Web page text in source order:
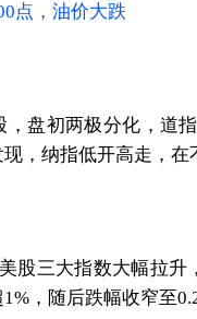
点，油价大跌
，盘初两极分化，道
，纳指低开高走，在
股三大指数大幅拉
，随后跌幅收窄至